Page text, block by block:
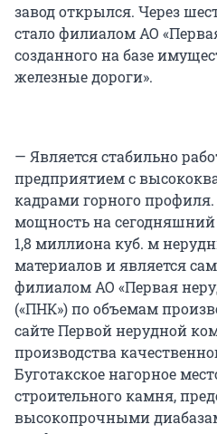
завод открылся. Через
стало филиалом АО
созданного на базе
железные дороги».
— Является стабильно
предприятием с
кадрами горного
мощность на сегодняшний
1,8 миллиона куб. м
материалов и является
филиалом АО «Первая
(«ПНК») по объемам
сайте Первой нерудной
производства
Буготакское нагорное
строительного камня,
высокопрочными